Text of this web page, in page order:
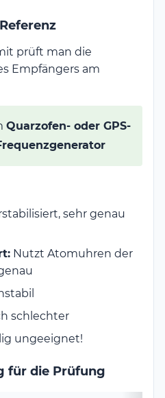
prüft man die
Empfängers am
Quarzofen- oder GPS-
sehr genau
Nutzt Atomuhren der
schlechter
ungeeignet!
für die Prüfung